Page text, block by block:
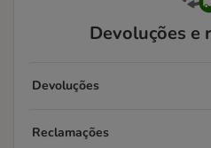
Devoluções e
Devoluções
Reclamações